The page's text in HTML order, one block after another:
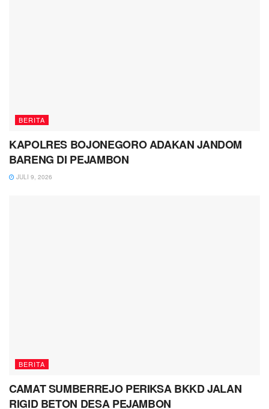
BERITA
KAPOLRES BOJONEGORO ADAKAN JANDOM
BARENG DI PEJAMBON
JULI 9, 2026
BERITA
CAMAT SUMBERREJO PERIKSA BKKD JALAN
RIGID BETON DESA PEJAMBON